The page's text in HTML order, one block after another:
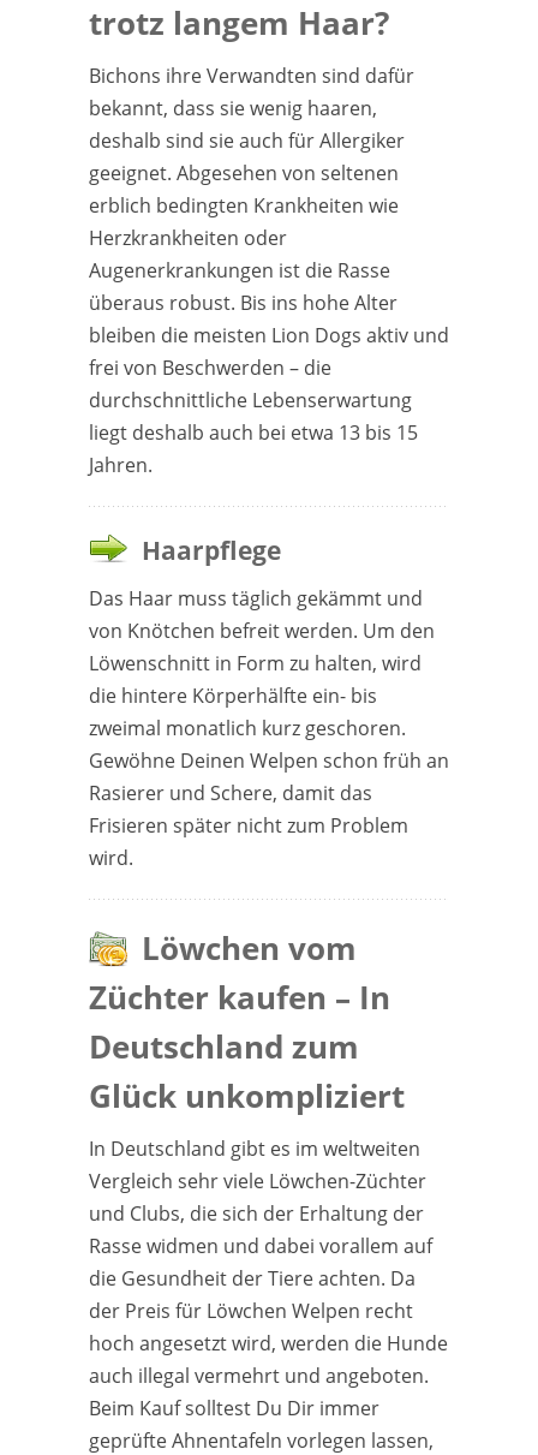
trotz langem Haar?
Bichons ihre Verwandten sind dafür
bekannt, dass sie wenig haaren,
deshalb sind sie auch für Allergiker
geeignet. Abgesehen von seltenen
erblich bedingten Krankheiten wie
Herzkrankheiten oder
Augenerkrankungen ist die Rasse
überaus robust. Bis ins hohe Alter
bleiben die meisten Lion Dogs aktiv und
frei von Beschwerden – die
durchschnittliche Lebenserwartung
liegt deshalb auch bei etwa 13 bis 15
Jahren.
Haarpflege
Das Haar muss täglich gekämmt und
von Knötchen befreit werden. Um den
Löwenschnitt in Form zu halten, wird
die hintere Körperhälfte ein- bis
zweimal monatlich kurz geschoren.
Gewöhne Deinen Welpen schon früh an
Rasierer und Schere, damit das
Frisieren später nicht zum Problem
wird.
Löwchen vom
Züchter kaufen – In
Deutschland zum
Glück unkompliziert
In Deutschland gibt es im weltweiten
Vergleich sehr viele Löwchen-Züchter
und Clubs, die sich der Erhaltung der
Rasse widmen und dabei vorallem auf
die Gesundheit der Tiere achten. Da
der Preis für Löwchen Welpen recht
hoch angesetzt wird, werden die Hunde
auch illegal vermehrt und angeboten.
Beim Kauf solltest Du Dir immer
geprüfte Ahnentafeln vorlegen lassen,